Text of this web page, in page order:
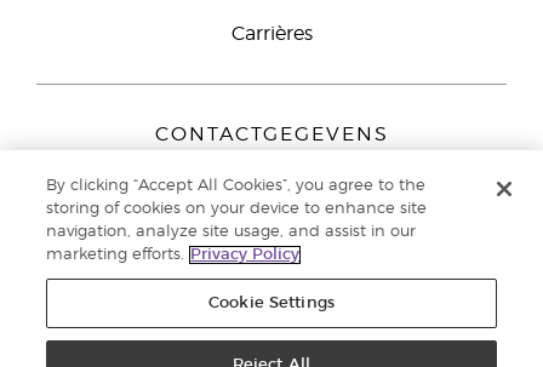
Carrières
CONTACTGEGEVENS
Peizerweg 97
9727 AJ Groningen
Nederland
Klantenservice:44-0-1480-710032
By clicking “Accept All Cookies”, you agree to the
storing of cookies on your device to enhance site
navigation, analyze site usage, and assist in our
marketing efforts.
Privacy Policy
Cookie Settings